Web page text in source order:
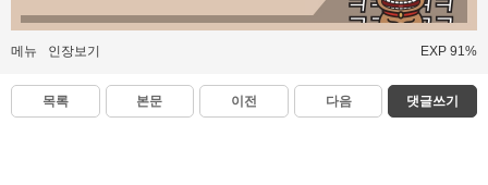
메뉴 인장보기 EXP 91%
목록 본문 이전 다음 댓글쓰기